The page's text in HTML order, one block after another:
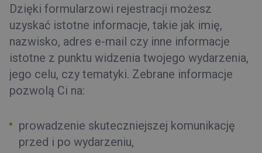
Dzięki formularzowi rejestracji możesz
uzyskać istotne informacje, takie jak imię,
nazwisko, adres e-mail czy inne informacje
istotne z punktu widzenia twojego wydarzenia,
jego celu, czy tematyki. Zebrane informacje
pozwolą Ci na:
prowadzenie skuteczniejszej komunikację
przed i po wydarzeniu,